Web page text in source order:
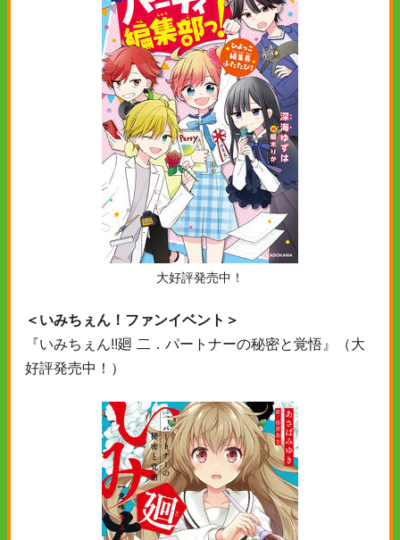
大好評発売中！
＜いみちぇん！ファンイベント＞
『いみちぇん!!廻 二．パートナーの秘密と覚悟』（大
好評発売中！）